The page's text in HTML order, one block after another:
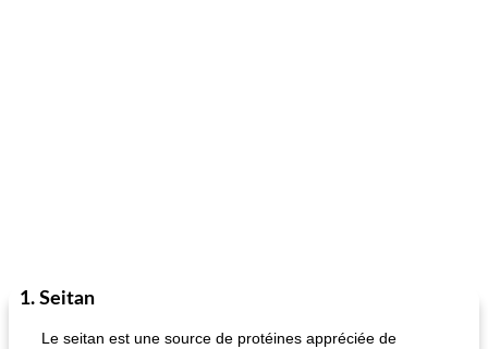
1. Seitan
Le seitan est une source de protéines appréciée de